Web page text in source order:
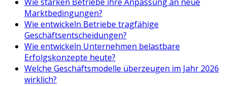
Marktbedingungen?
Wie entwickeln Betriebe tragfähige
Geschäftsentscheidungen?
Wie entwickeln Unternehmen belastbare
Erfolgskonzepte heute?
Welche Geschäftsmodelle überzeugen im Jahr 2026
wirklich?